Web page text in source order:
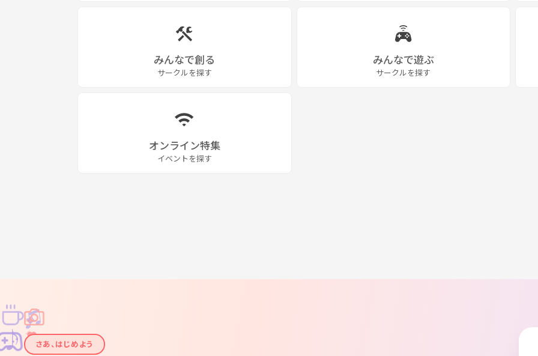
みんなで創る
サークルを探す
みんなで遊ぶ
サークルを探す
オンライン特集
イベントを探す
✦
✦
✧
✧
♪
♫
さあ、はじめよう